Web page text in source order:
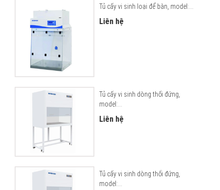
Tủ cấy vi sinh loại để bàn, model:...
Liên hệ
Tủ cấy vi sinh dòng thổi đứng,
model:...
Liên hệ
Tủ cấy vi sinh dòng thổi đứng,
model:...